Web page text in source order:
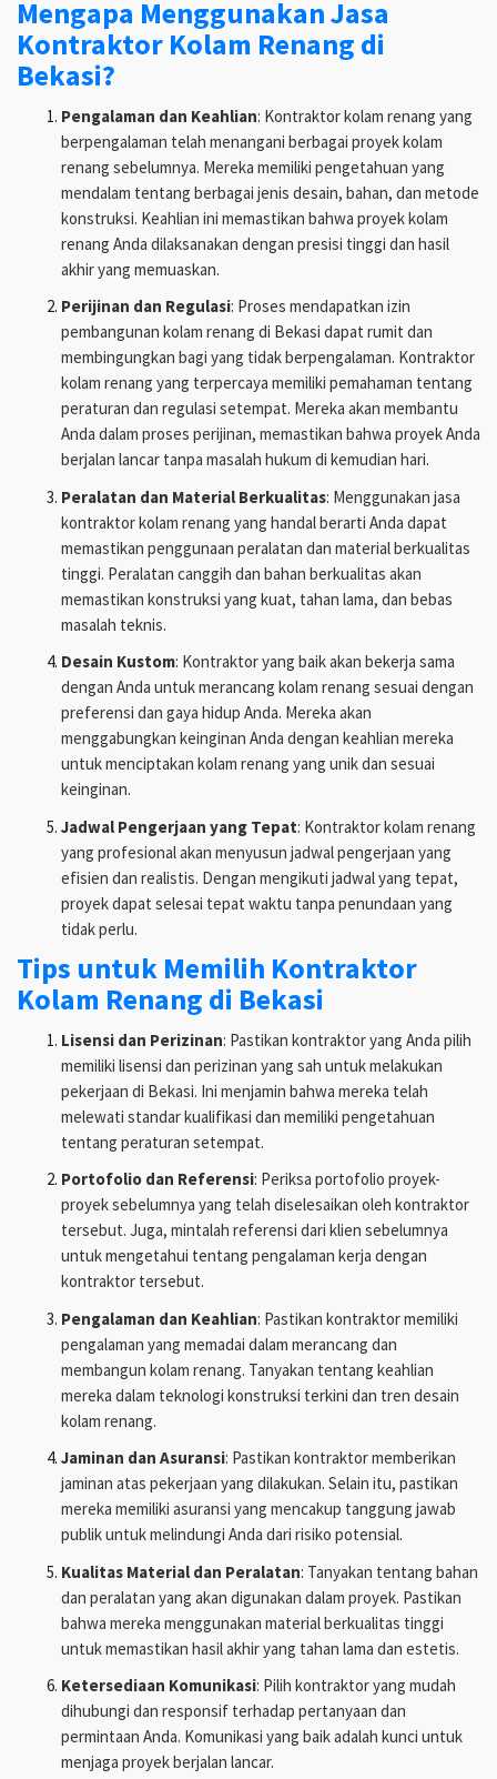
Mengapa Menggunakan Jasa
Kontraktor Kolam Renang di
Bekasi?
Pengalaman dan Keahlian: Kontraktor kolam renang yang
berpengalaman telah menangani berbagai proyek kolam
renang sebelumnya. Mereka memiliki pengetahuan yang
mendalam tentang berbagai jenis desain, bahan, dan metode
konstruksi. Keahlian ini memastikan bahwa proyek kolam
renang Anda dilaksanakan dengan presisi tinggi dan hasil
akhir yang memuaskan.
Perijinan dan Regulasi: Proses mendapatkan izin
pembangunan kolam renang di Bekasi dapat rumit dan
membingungkan bagi yang tidak berpengalaman. Kontraktor
kolam renang yang terpercaya memiliki pemahaman tentang
peraturan dan regulasi setempat. Mereka akan membantu
Anda dalam proses perijinan, memastikan bahwa proyek Anda
berjalan lancar tanpa masalah hukum di kemudian hari.
Peralatan dan Material Berkualitas: Menggunakan jasa
kontraktor kolam renang yang handal berarti Anda dapat
memastikan penggunaan peralatan dan material berkualitas
tinggi. Peralatan canggih dan bahan berkualitas akan
memastikan konstruksi yang kuat, tahan lama, dan bebas
masalah teknis.
Desain Kustom: Kontraktor yang baik akan bekerja sama
dengan Anda untuk merancang kolam renang sesuai dengan
preferensi dan gaya hidup Anda. Mereka akan
menggabungkan keinginan Anda dengan keahlian mereka
untuk menciptakan kolam renang yang unik dan sesuai
keinginan.
Jadwal Pengerjaan yang Tepat: Kontraktor kolam renang
yang profesional akan menyusun jadwal pengerjaan yang
efisien dan realistis. Dengan mengikuti jadwal yang tepat,
proyek dapat selesai tepat waktu tanpa penundaan yang
tidak perlu.
Tips untuk Memilih Kontraktor
Kolam Renang di Bekasi
Lisensi dan Perizinan: Pastikan kontraktor yang Anda pilih
memiliki lisensi dan perizinan yang sah untuk melakukan
pekerjaan di Bekasi. Ini menjamin bahwa mereka telah
melewati standar kualifikasi dan memiliki pengetahuan
tentang peraturan setempat.
Portofolio dan Referensi: Periksa portofolio proyek-
proyek sebelumnya yang telah diselesaikan oleh kontraktor
tersebut. Juga, mintalah referensi dari klien sebelumnya
untuk mengetahui tentang pengalaman kerja dengan
kontraktor tersebut.
Pengalaman dan Keahlian: Pastikan kontraktor memiliki
pengalaman yang memadai dalam merancang dan
membangun kolam renang. Tanyakan tentang keahlian
mereka dalam teknologi konstruksi terkini dan tren desain
kolam renang.
Jaminan dan Asuransi: Pastikan kontraktor memberikan
jaminan atas pekerjaan yang dilakukan. Selain itu, pastikan
mereka memiliki asuransi yang mencakup tanggung jawab
publik untuk melindungi Anda dari risiko potensial.
Kualitas Material dan Peralatan: Tanyakan tentang bahan
dan peralatan yang akan digunakan dalam proyek. Pastikan
bahwa mereka menggunakan material berkualitas tinggi
untuk memastikan hasil akhir yang tahan lama dan estetis.
Ketersediaan Komunikasi: Pilih kontraktor yang mudah
dihubungi dan responsif terhadap pertanyaan dan
permintaan Anda. Komunikasi yang baik adalah kunci untuk
menjaga proyek berjalan lancar.